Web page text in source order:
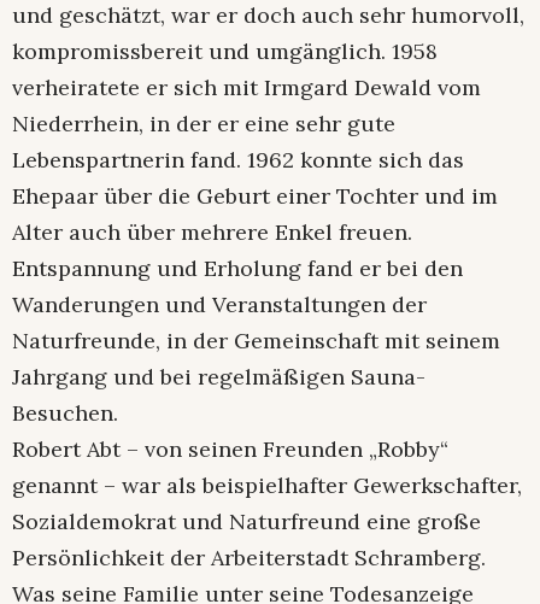
und geschätzt, war er doch auch sehr humorvoll,
kompromissbereit und umgänglich. 1958
verheiratete er sich mit Irmgard Dewald vom
Niederrhein, in der er eine sehr gute
Lebenspartnerin fand. 1962 konnte sich das
Ehepaar über die Geburt einer Tochter und im
Alter auch über mehrere Enkel freuen.
Entspannung und Erholung fand er bei den
Wanderungen und Veranstaltungen der
Naturfreunde, in der Gemeinschaft mit seinem
Jahrgang und bei regelmäßigen Sauna-
Besuchen.
Robert Abt – von seinen Freunden „Robby“
genannt – war als beispielhafter Gewerkschafter,
Sozialdemokrat und Naturfreund eine große
Persönlichkeit der Arbeiterstadt Schramberg.
Was seine Familie unter seine Todesanzeige